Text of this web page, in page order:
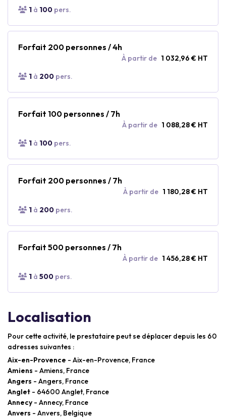
1 à 100 pers.
Forfait 200 personnes / 4h
À partir de 1 032,96 € HT
1 à 200 pers.
Forfait 100 personnes / 7h
À partir de 1 088,28 € HT
1 à 100 pers.
Forfait 200 personnes / 7h
À partir de 1 180,28 € HT
1 à 200 pers.
Forfait 500 personnes / 7h
À partir de 1 456,28 € HT
1 à 500 pers.
Localisation
Pour cette activité, le prestataire peut se déplacer depuis les 60
adresses suivantes :
Aix-en-Provence - Aix-en-Provence, France
Amiens - Amiens, France
Angers - Angers, France
Anglet - 64600 Anglet, France
Annecy - Annecy, France
Anvers - Anvers, Belgique